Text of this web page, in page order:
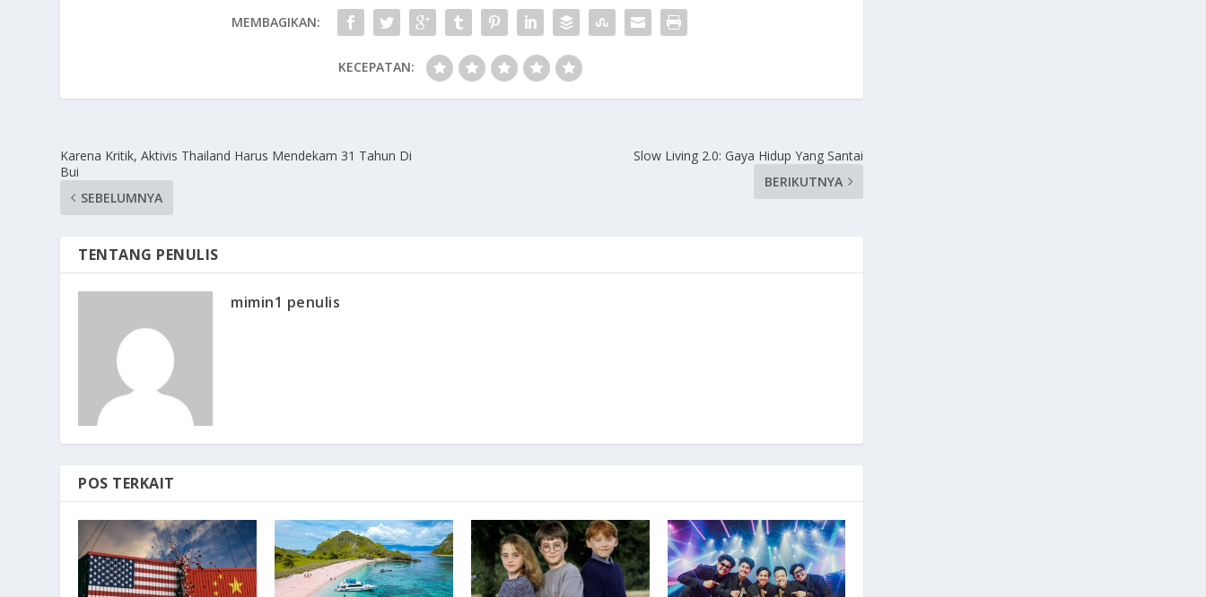
MEMBAGIKAN:
KECEPATAN:
Karena Kritik, Aktivis Thailand Harus Mendekam 31 Tahun Di
Bui
SEBELUMNYA
Slow Living 2.0: Gaya Hidup Yang Santai
BERIKUTNYA
TENTANG PENULIS
mimin1 penulis
POS TERKAIT